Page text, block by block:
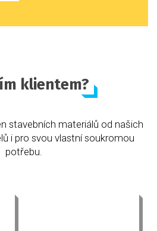
klientem?
stavebních materiálů od našich
i pro svou vlastní soukromou
potřebu.